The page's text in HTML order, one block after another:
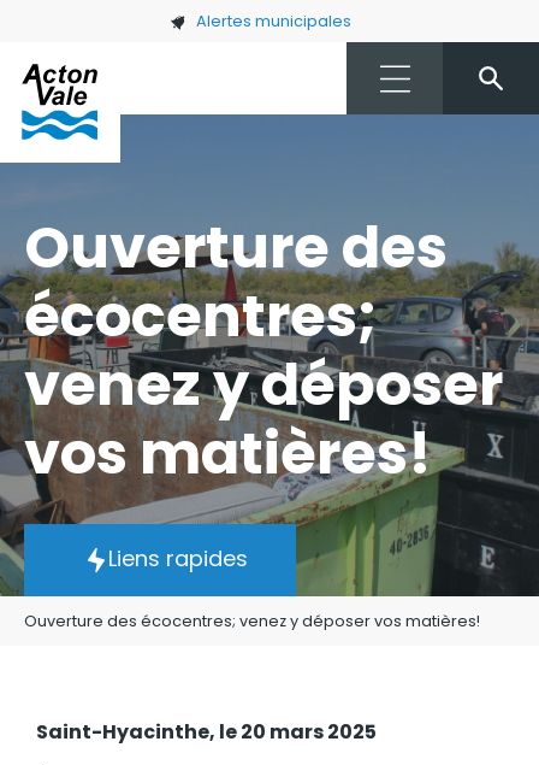
Skip to main content Alertes municipales
Ouverture des
écocentres;
venez y déposer
vos matières!
Liens rapides
Ouverture des écocentres; venez y déposer vos matières!
Saint-Hyacinthe, le 20 mars 2025